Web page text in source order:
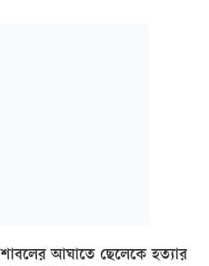
শাবলের আঘাতে ছেলেকে হত্যার